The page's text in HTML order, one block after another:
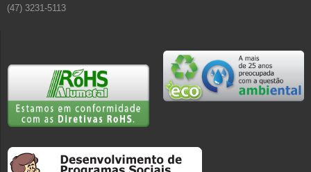
(47) 3231-5113